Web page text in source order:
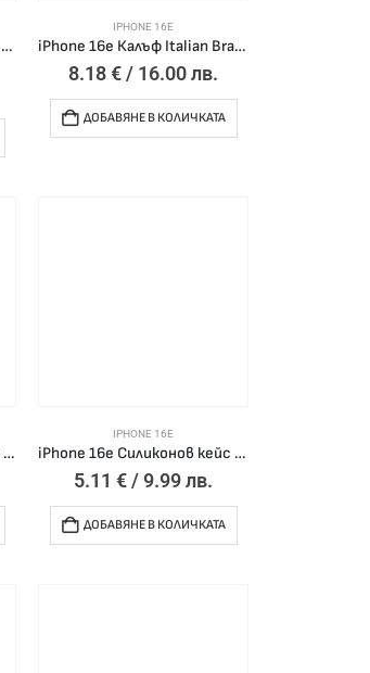
IPHONE 16e Калъф Magsafe Slim Shiny /светло розов/
IPHONE 16E
iPhone 16e Калъф Italian Brainrot /Tralalero TraLaLa/
8.18€/ 16.00 лв.
ДОБАВЯНЕ В КОЛИЧКАТА
iPhone 16e Силиконов кейс bSmart Silicone Soft Cover /светлосин/
IPHONE 16E
iPhone 16e Силиконов кейс MBX 2mm /прозрачен/
5.11€/ 9.99 лв.
ДОБАВЯНЕ В КОЛИЧКАТА